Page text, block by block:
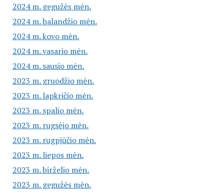
2024 m. gegužės mėn.
2024 m. balandžio mėn.
2024 m. kovo mėn.
2024 m. vasario mėn.
2024 m. sausio mėn.
2023 m. gruodžio mėn.
2023 m. lapkričio mėn.
2023 m. spalio mėn.
2023 m. rugsėjo mėn.
2023 m. rugpjūčio mėn.
2023 m. liepos mėn.
2023 m. birželio mėn.
2023 m. gegužės mėn.